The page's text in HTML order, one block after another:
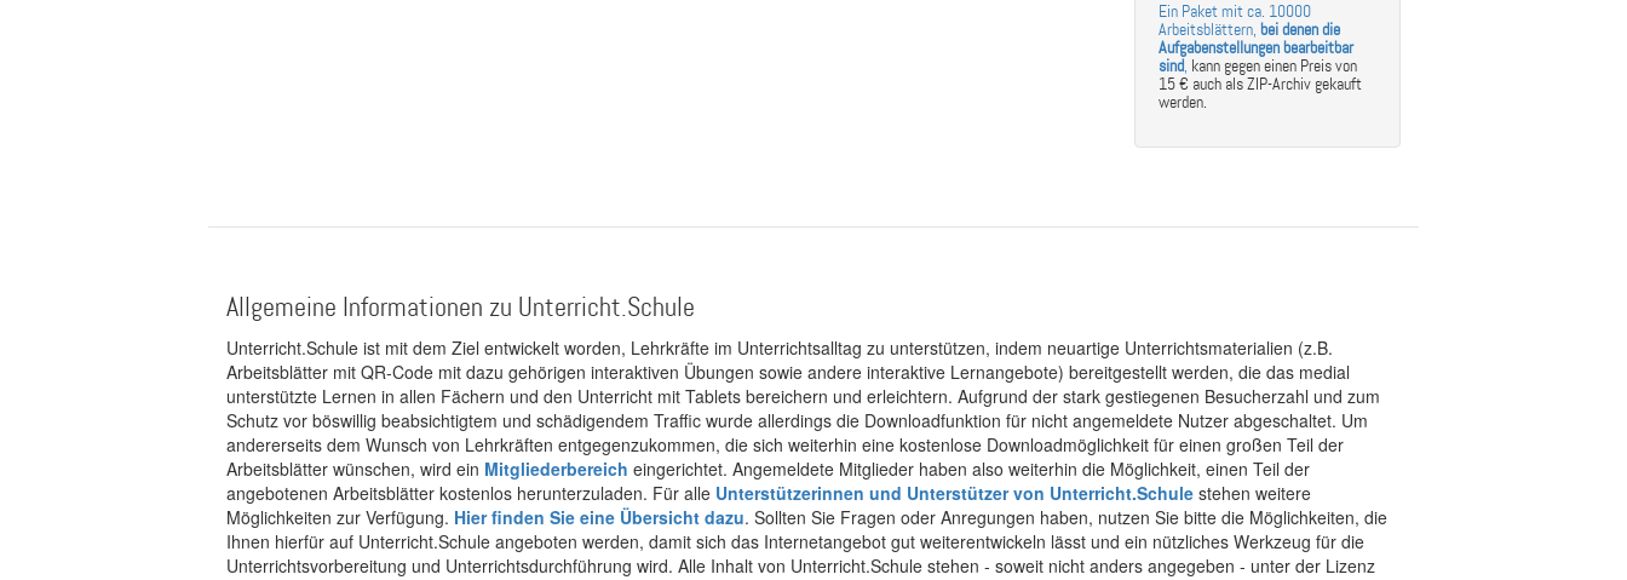
Ein Paket mit ca. 10000
Arbeitsblättern, bei denen die
Aufgabenstellungen bearbeitbar
sind, kann gegen einen Preis von
15 € auch als ZIP-Archiv gekauft
werden.
Allgemeine Informationen zu Unterricht.Schule
Unterricht.Schule ist mit dem Ziel entwickelt worden, Lehrkräfte im Unterrichtsalltag zu unterstützen, indem neuartige Unterrichtsmaterialien (z.B.
Arbeitsblätter mit QR-Code mit dazu gehörigen interaktiven Übungen sowie andere interaktive Lernangebote) bereitgestellt werden, die das medial
unterstützte Lernen in allen Fächern und den Unterricht mit Tablets bereichern und erleichtern. Aufgrund der stark gestiegenen Besucherzahl und zum
Schutz vor böswillig beabsichtigtem und schädigendem Traffic wurde allerdings die Downloadfunktion für nicht angemeldete Nutzer abgeschaltet. Um
andererseits dem Wunsch von Lehrkräften entgegenzukommen, die sich weiterhin eine kostenlose Downloadmöglichkeit für einen großen Teil der
Arbeitsblätter wünschen, wird ein Mitgliederbereich eingerichtet. Angemeldete Mitglieder haben also weiterhin die Möglichkeit, einen Teil der
angebotenen Arbeitsblätter kostenlos herunterzuladen. Für alle Unterstützerinnen und Unterstützer von Unterricht.Schule stehen weitere
Möglichkeiten zur Verfügung. Hier finden Sie eine Übersicht dazu. Sollten Sie Fragen oder Anregungen haben, nutzen Sie bitte die Möglichkeiten, die
Ihnen hierfür auf Unterricht.Schule angeboten werden, damit sich das Internetangebot gut weiterentwickeln lässt und ein nützliches Werkzeug für die
Unterrichtsvorbereitung und Unterrichtsdurchführung wird. Alle Inhalt von Unterricht.Schule stehen - soweit nicht anders angegeben - unter der Lizenz